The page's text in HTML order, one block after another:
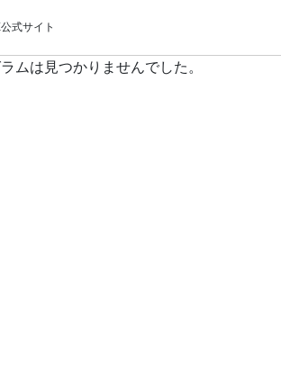
式サイト
ムは見つかりませんでした。